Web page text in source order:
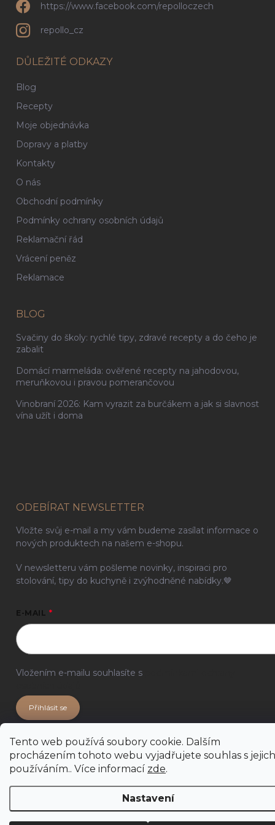
Tento web používá soubory cookie. Dalším
procházením tohoto webu vyjadřujete souhlas s jejich
používáním.. Více informací zde.
Nastavení
https://www.facebook.com/repolloczech
repollo_cz
DŮLEŽITÉ ODKAZY
Blog
Recepty
Moje objednávka
Dopravy a platby
Kontakty
O nás
Obchodní podmínky
Podmínky ochrany osobních údajů
Reklamační řád
Vrácení peněz
Reklamace
BLOG
Svačiny do školy: rychlé tipy, zdravé recepty a do čeho je
zabalit
Domácí marmeláda: ověřené recepty na jahodovou,
meruňkovou i pravou pomerančovou
Vinobraní 2026: Kam vyrazit za burčákem a jak si slavnost
vína užít i doma
ODEBÍRAT NEWSLETTER
Vložte svůj e-mail a my vám budeme zasílat informace o
nových produktech na našem e-shopu.
V newsletteru vám pošleme novinky, inspiraci pro
stolování, tipy do kuchyně i zvýhodněné nabídky.🤎
E-MAIL
Vložením e-mailu souhlasíte s
Přihlásit se